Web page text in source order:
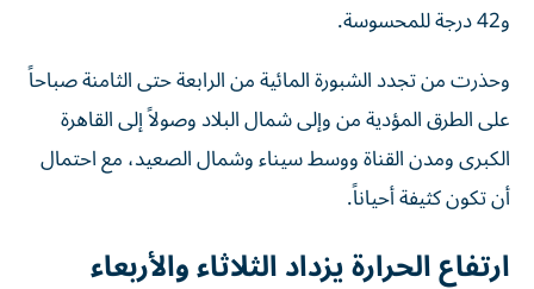
و42 درجة للمحسوسة.
وحذرت من تجدد الشبورة المائية من الرابعة حتى الثامنة صباحاً
على الطرق المؤدية من وإلى شمال البلاد وصولاً إلى القاهرة
الكبرى ومدن القناة ووسط سيناء وشمال الصعيد، مع احتمال
أن تكون كثيفة أحياناً.
ارتفاع الحرارة يزداد الثلاثاء والأربعاء